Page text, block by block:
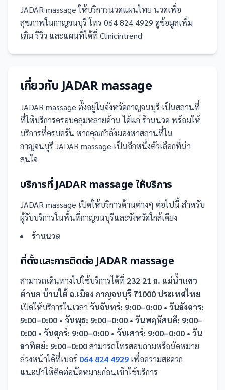
JADAR massage ให้บริการนวดแผนไทย นวดเพื่อ
สุขภาพในกาญจนบุรี โทร 064 824 4929 ดูข้อมูลเพิ่ม
เติม รีวิว และแผนที่ได้ที่ Clinicintrend
เกี่ยวกับJADAR massage
JADAR massage ตั้งอยู่ในจังหวัดกาญจนบุรี เป็นสถานที่
ที่ให้บริการครอบคลุมหลายด้าน ได้แก่ ร้านนวด พร้อมให้
บริการที่ครบครัน หากคุณกำลังมองหาสถานที่ใน
กาญจนบุรี JADAR massage เป็นอีกหนึ่งตัวเลือกที่น่า
สนใจ
บริการที่JADAR massage ให้บริการ
JADAR massage เปิดให้บริการด้านต่างๆ ต่อไปนี้ สำหรับ
ผู้รับบริการในพื้นที่กาญจนบุรีและจังหวัดใกล้เคียง
ร้านนวด
ที่ตั้งและการติดต่อJADAR massage
สามารถเดินทางไปใช้บริการได้ที่ 232 21 ถ. แม่น้ำแคว
ตำบล บ้านใต้ อ.เมือง กาญจนบุรี 71000 ประเทศไทย
เปิดให้บริการในเวลา วันจันทร์: 9:00–0:00 • วันอังคาร:
9:00–0:00 • วันพุธ: 9:00–0:00 • วันพฤหัสบดี: 9:00–
0:00 • วันศุกร์: 9:00–0:00 • วันเสาร์: 9:00–0:00 • วัน
อาทิตย์: 9:00–0:00สามารถโทรสอบถามหรือนัดหมาย
ล่วงหน้าได้ที่เบอร์ 064 824 4929 เพื่อความสะดวก
แนะนำให้ติดต่อนัดหมายก่อนเข้าใช้บริการ